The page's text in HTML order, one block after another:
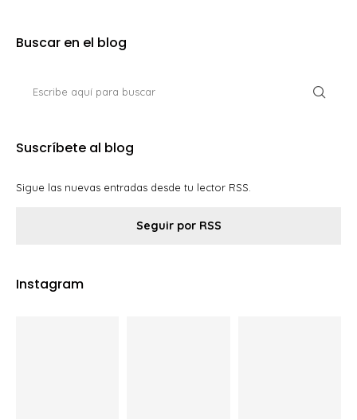
Buscar en el blog
Suscríbete al blog
Sigue las nuevas entradas desde tu lector RSS.
Seguir por RSS
Instagram